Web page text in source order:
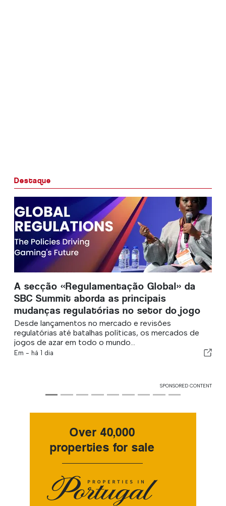
Destaque
A secção «Regulamentação Global» da
SBC Summit aborda as principais
mudanças regulatórias no setor do jogo
Desde lançamentos no mercado e revisões
regulatórias até batalhas políticas, os mercados de
jogos de azar em todo o mundo...
Em - há 1 dia
SPONSORED CONTENT
Over 40,000
properties for sale